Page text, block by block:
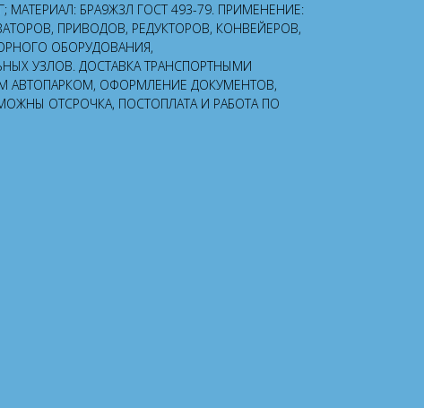
МАТЕРИАЛ: БРА9Ж3Л ГОСТ 493-79. ПРИМЕНЕНИЕ:
ПРИВОДОВ, РЕДУКТОРОВ, КОНВЕЙЕРОВ,
ОБОРУДОВАНИЯ,
УЗЛОВ. ДОСТАВКА ТРАНСПОРТНЫМИ
ОФОРМЛЕНИЕ ДОКУМЕНТОВ,
ОТСРОЧКА, ПОСТОПЛАТА И РАБОТА ПО